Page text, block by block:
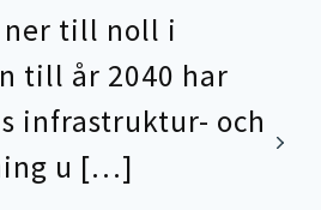
ner till noll i
till år 2040 har
infrastruktur- och
u […]